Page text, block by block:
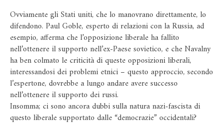
Ovviamente gli Stati uniti, che lo manovrano direttamente, lo
difendono. Paul Goble, esperto di relazioni con la Russia, ad
esempio, afferma che l’opposizione liberale ha fallito
nell’ottenere il supporto nell’ex-Paese sovietico, e che Navalny
ha ben colmato le criticità di queste opposizioni liberali,
interessandosi dei problemi etnici – questo approccio, secondo
l’espertone, dovrebbe a lungo andare avere successo
nell’ottenere il supporto dei russi.
Insomma; ci sono ancora dubbi sulla natura nazi-fascista di
questo liberale supportato dalle “democrazie” occidentali?